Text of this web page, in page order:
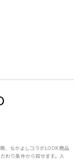
、なかよしコラボLOOK 商品
わり条件から探せます。人